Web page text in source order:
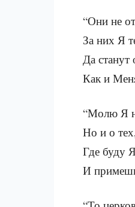
“Они не
За них Я
Да
Как и
“Молю Я
Но и о
Где буду
И